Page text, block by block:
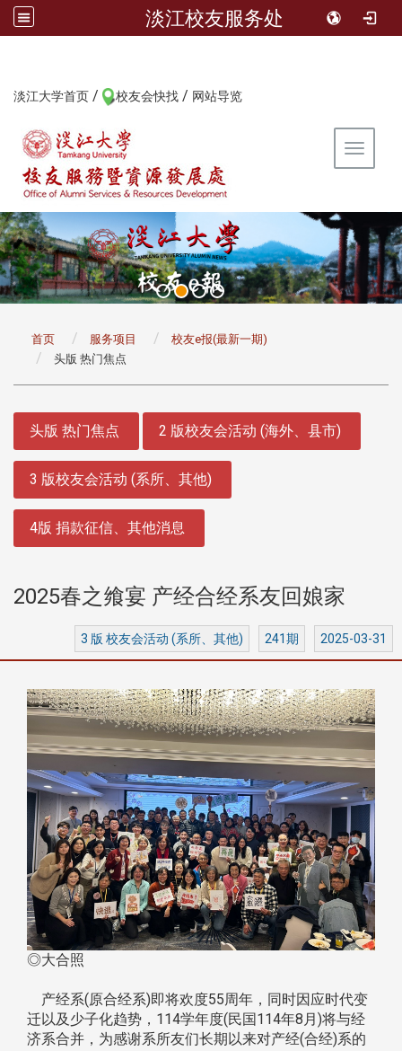
淡江校友服务处
淡江大学首页 / 校友会快找 / 网站导览
Toggle
首页 服务项目
校友e报(最新一期)
头版 热门焦点
头版 热门焦点 2 版校友会活动 (海外、县市)
3 版校友会活动 (系所、其他)
4版 捐款征信、其他消息
2025春之飨宴 产经合经系友回娘家
3 版 校友会活动 (系所、其他) 241期 2025-03-31
◎大合照
产经系(原合经系)即将欢度55周年，同时因应时代变
迁以及少子化趋势，114学年度(民国114年8月)将与经
济系合并，为感谢系所友们长期以来对产经(合经)系的